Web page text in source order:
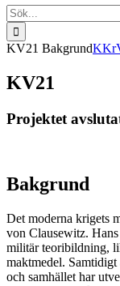
Sök
efter:
KV21 Bakgrund
KV21
Projektet
Bakgrund
Det moderna krigets
von Clausewitz.
militär teoribildning,
maktmedel.
och samhället har